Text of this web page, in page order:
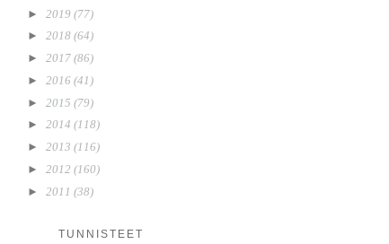
► 2019(77)
►2018(64)
►2017(86)
► 2016(41)
► 2015(79)
►2014(118)
►2013(116)
► 2012(160)
► 2011(38)
TUNNISTEET